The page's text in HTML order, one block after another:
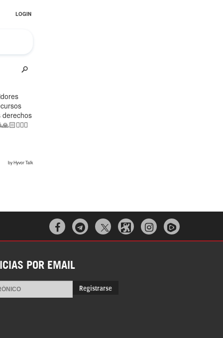
  
POR EMAIL
Registrarse